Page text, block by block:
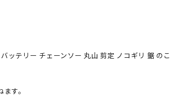
ッテリー チェーンソー 丸山 剪定 ノコギリ 鋸 のこ
す。